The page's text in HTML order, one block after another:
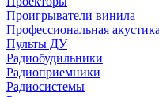
Проигрыватели винила
Профессиональная акустика
Пульты ДУ
Радиобудильники
Радиоприемники
Радиосистемы